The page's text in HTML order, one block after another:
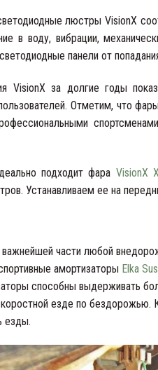
люстры VisionX
в воду, вибрации,
панели от
VisionX за долгие годы
Отметим, что
подходит фара VisionX
Устанавливаем ее на
части любой
амортизаторы Elka
способны выдерживать
езде по
езды.